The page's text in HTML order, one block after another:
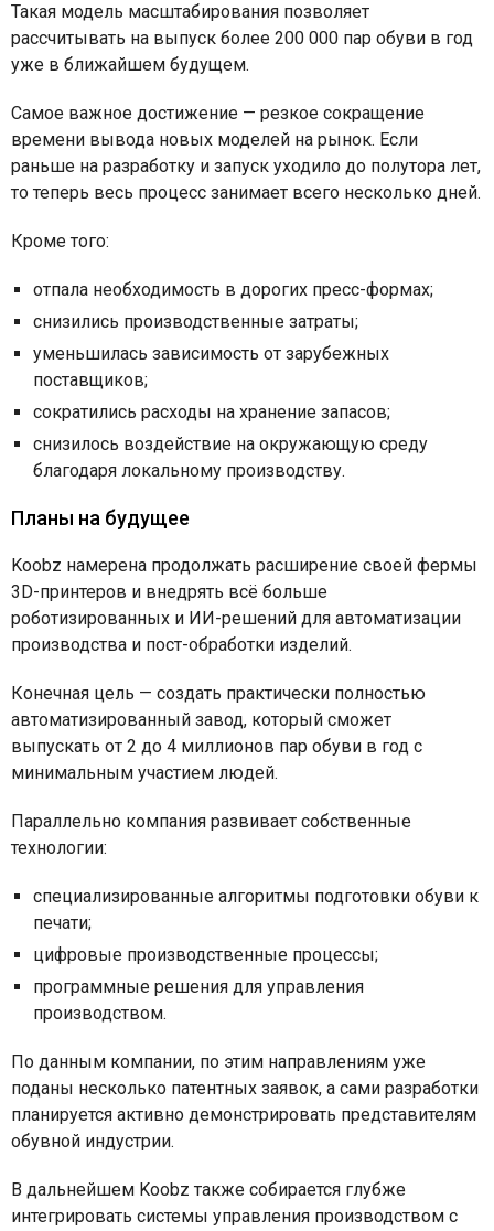
Такая модель масштабирования позволяет
рассчитывать на выпуск более 200 000 пар обуви в год
уже в ближайшем будущем.
Самое важное достижение — резкое сокращение
времени вывода новых моделей на рынок. Если
раньше на разработку и запуск уходило до полутора лет,
то теперь весь процесс занимает всего несколько дней.
Кроме того:
отпала необходимость в дорогих пресс-формах;
снизились производственные затраты;
уменьшилась зависимость от зарубежных
поставщиков;
сократились расходы на хранение запасов;
снизилось воздействие на окружающую среду
благодаря локальному производству.
Планы на будущее
Koobz намерена продолжать расширение своей фермы
3D-принтеров и внедрять всё больше
роботизированных и ИИ-решений для автоматизации
производства и пост-обработки изделий.
Конечная цель — создать практически полностью
автоматизированный завод, который сможет
выпускать от 2 до 4 миллионов пар обуви в год с
минимальным участием людей.
Параллельно компания развивает собственные
технологии:
специализированные алгоритмы подготовки обуви к
печати;
цифровые производственные процессы;
программные решения для управления
производством.
По данным компании, по этим направлениям уже
поданы несколько патентных заявок, а сами разработки
планируется активно демонстрировать представителям
обувной индустрии.
В дальнейшем Koobz также собирается глубже
интегрировать системы управления производством с